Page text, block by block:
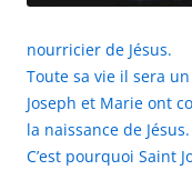
nourricier de Jésus.
Toute sa vie il sera
Joseph et Marie ont
la naissance de Jésus.
C’est pourquoi Saint